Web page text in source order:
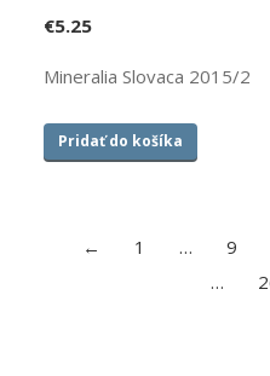
€5.25
Mineralia Slovaca 2015/2
Pridať do košíka
← 1 … 9
…